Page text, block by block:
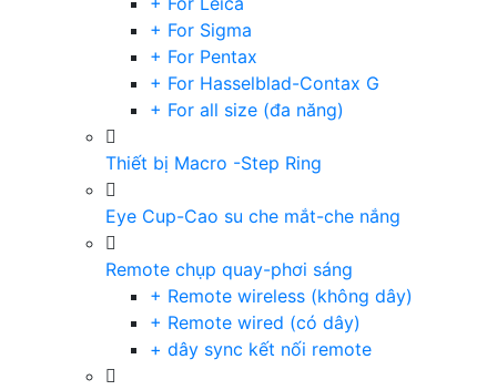
+ For Sigma
+ For Pentax
+ For Hasselblad-Contax G
+ For all size (đa năng)
Thiết bị Macro -Step Ring
Eye Cup-Cao su che mắt-che nắng
Remote chụp quay-phơi sáng
+ Remote wireless (không dây)
+ Remote wired (có dây)
+ dây sync kết nối remote